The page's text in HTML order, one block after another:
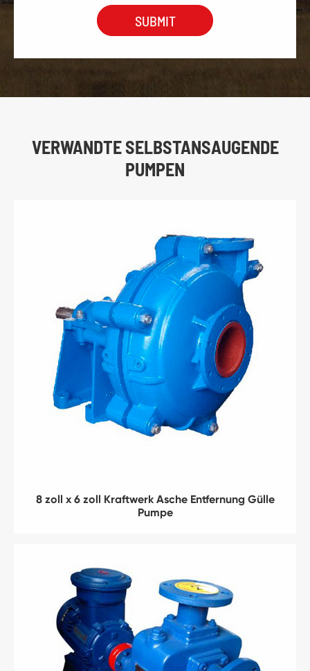
VERWANDTE SELBSTANSAUGENDE
PUMPEN
8 zoll x 6 zoll Kraftwerk Asche Entfernung Gülle
Pumpe